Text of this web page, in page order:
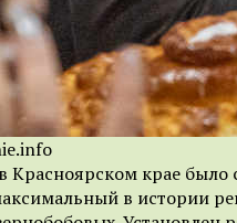
Красноярском крае было
в истории